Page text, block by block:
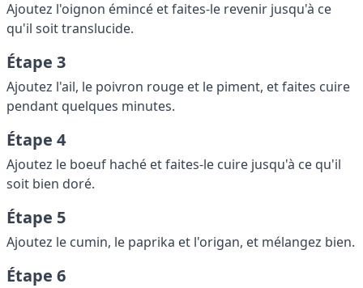
Ajoutez l'oignon émincé et faites-le revenir jusqu'à ce
qu'il soit translucide.
Étape 3
Ajoutez l'ail, le poivron rouge et le piment, et faites cuire
pendant quelques minutes.
Étape 4
Ajoutez le boeuf haché et faites-le cuire jusqu'à ce qu'il
soit bien doré.
Étape 5
Ajoutez le cumin, le paprika et l'origan, et mélangez bien.
Étape 6